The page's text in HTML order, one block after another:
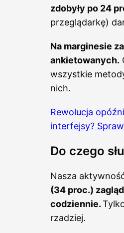
zdobyły po 24
przeglądarkę)
Na marginesie
ankietowanych.
wszystkie
nich.
Rewolucja
interfejsy?
Do czego
Nasza
(34 proc.)
codziennie.
rzadziej.